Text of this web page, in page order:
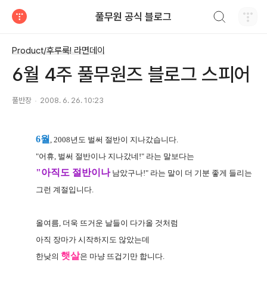
풀무원 공식 블로그
Product/후루룩! 라면데이
6월 4주 풀무원즈 블로그 스피어
풀반장 2008. 6. 26. 10:23
6월 , 2008년도 벌써 절반이 지나갔습니다.
"어휴, 벌써 절반이나 지나갔네!" 라는 말보다는
"아직도 절반이나남았구나!" 라는 말이 더 기분 좋게 들리는
그런 계절입니다.
올여름, 더욱 뜨거운 날들이 다가올 것처럼
아직 장마가 시작하지도 않았는데
한낮의 햇살은 마냥 뜨겁기만 합니다.